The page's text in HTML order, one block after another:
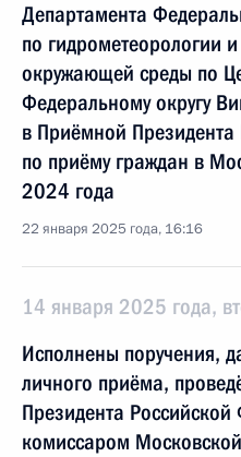
Департамента
по гидрометеорологии
окружающей среды по
Федеральному округу
в Приёмной
по приёму граждан в
2024 года
22 января 2025 года, 16:16
14 января 2025 года,
Исполнены поручения,
личного приёма,
Президента
комиссаром